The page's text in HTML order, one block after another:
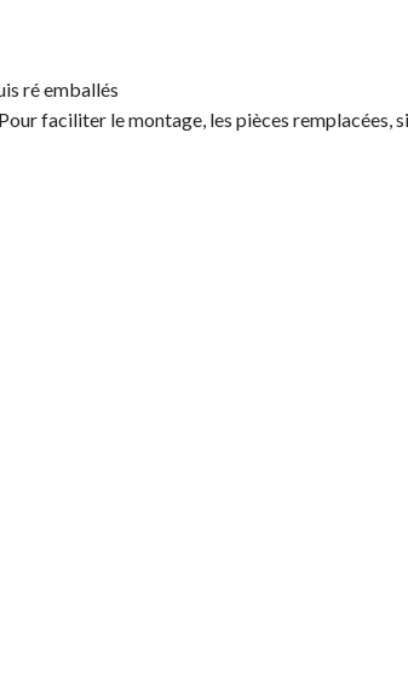
ré emballés
faciliter le montage, les pièces remplacées,